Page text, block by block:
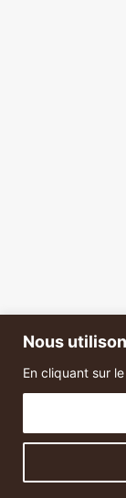
Nous
En cliquant sur